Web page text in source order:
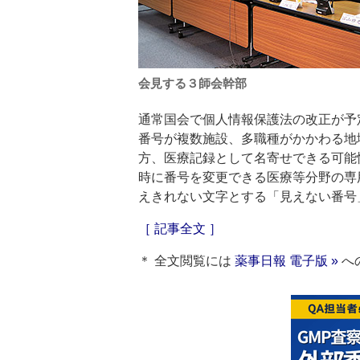
会見する３師会幹部
通常国会で個人情報保護法の改正が
番号が複数施設、多職種がかかわる
方、医療記録として名寄せできる可
時に番号を変更できる医療等分野の
えきれない文字とする「見えない番
［ 記事全文 ］
＊ 全文閲覧には 薬事日報 電子版 » へ